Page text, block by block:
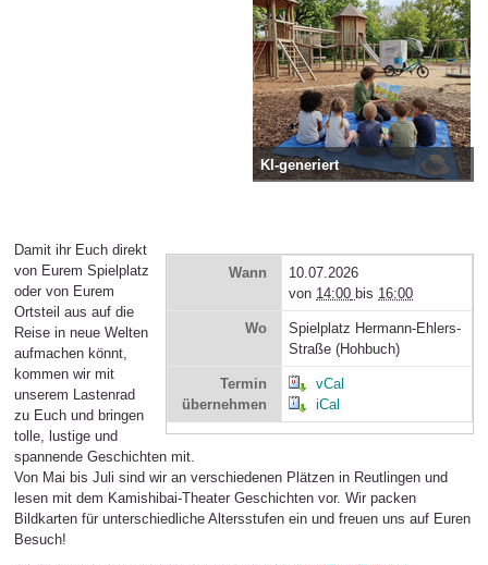
KI-generiert
Wann
10.07.2026
von 14:00 bis 16:00
Wo
Spielplatz Hermann-Ehlers-
Straße (Hohbuch)
Termin
übernehmen
vCal
iCal
Damit ihr Euch direkt
von Eurem Spielplatz
oder von Eurem
Ortsteil aus auf die
Reise in neue Welten
aufmachen könnt,
kommen wir mit
unserem Lastenrad
zu Euch und bringen
tolle, lustige und
spannende Geschichten mit.
Von Mai bis Juli sind wir an verschiedenen Plätzen in Reutlingen und
lesen mit dem Kamishibai-Theater Geschichten vor. Wir packen
Bildkarten für unterschiedliche Altersstufen ein und freuen uns auf Euren
Besuch!